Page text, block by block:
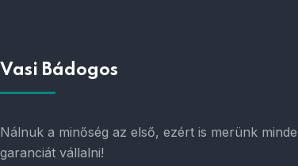
Vasi Bádogos
Nálnuk a minőség az első, ezért is merünk
garanciát vállalni!